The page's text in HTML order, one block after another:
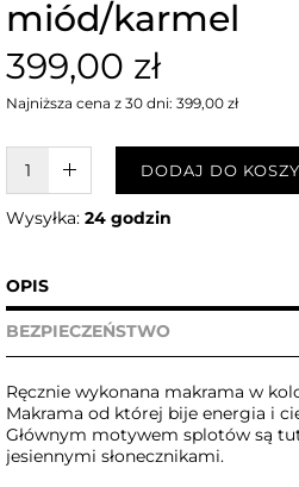
miód/karmel
399,00 zł
Najniższa cena z 30 dni: 399,00 zł
W KOSZYKU :)
DODAJ DO
Wysyłka: 24 godzin
OPIS
BEZPIECZEŃSTWO
Ręcznie wykonana makrama w
Makrama od której bije energia i
Głównym motywem splotów są
jesiennymi słonecznikami.